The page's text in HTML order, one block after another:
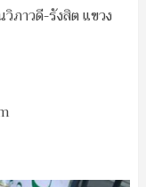
ภาวดี-รังสิต แขวง